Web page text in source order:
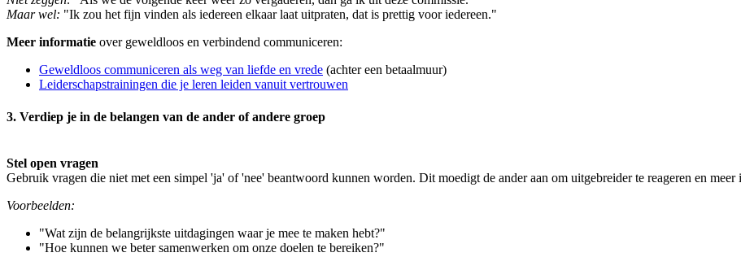
Maar wel: "Ik zou het fijn vinden als iedereen elkaar laat uitpraten, dat is prettig voor iedereen."
Meer informatie over geweldloos en verbindend communiceren:
Geweldloos communiceren als weg van liefde en vrede (achter een betaalmuur)
Leiderschapstrainingen die je leren leiden vanuit vertrouwen
3. Verdiep je in de belangen van de ander of andere groep
Stel open vragen
Gebruik vragen die niet met een simpel 'ja' of 'nee' beantwoord kunnen worden. Dit moedigt de ander aan om uitgebreider te reageren en meer
Voorbeelden:
"Wat zijn de belangrijkste uitdagingen waar je mee te maken hebt?"
"Hoe kunnen we beter samenwerken om onze doelen te bereiken?"